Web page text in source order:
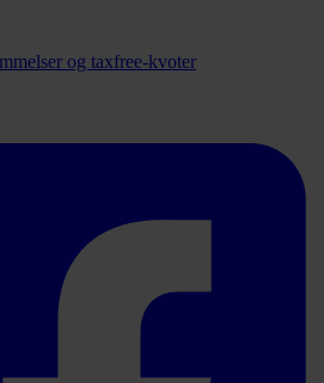
og taxfree-kvoter